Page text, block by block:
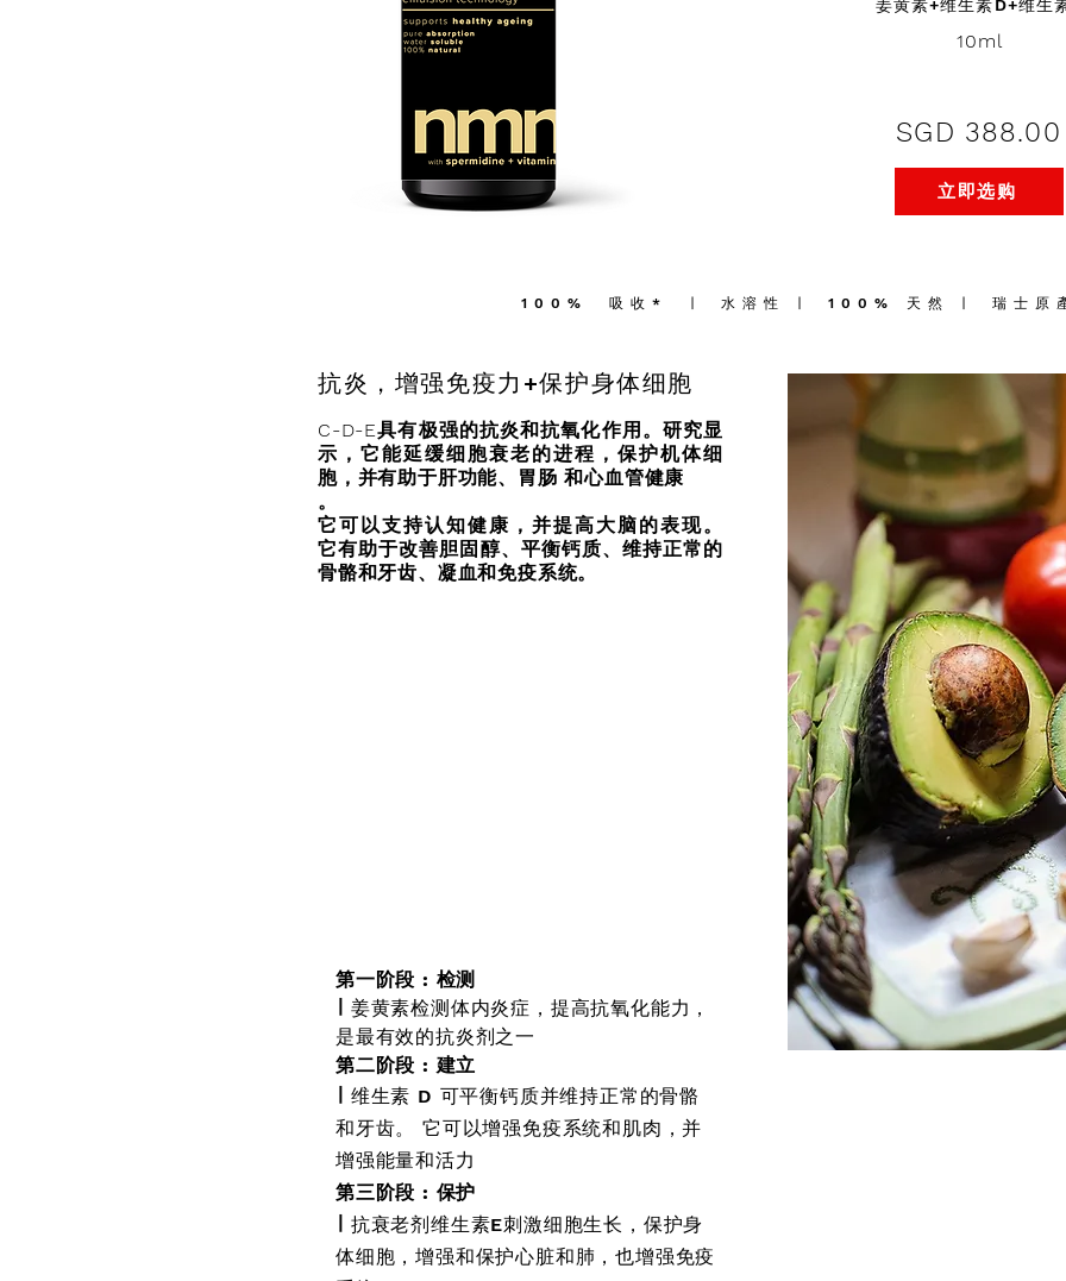
姜黄素+维生素D+维生
10ml
SGD 388.00
立即选购
100% 吸收* 水溶性 100% 天然 瑞士原
抗炎，增强免疫力+保护身体细胞
C-D-E具有极强的抗炎和抗氧化作用。研究显
示，它能延缓细胞衰老的进程，保护机体细
胞，并有助于肝功能、胃肠 和心血管健康
。
它可以支持认知健康，并提高大脑的表现。
它有助于改善胆固醇、平衡钙质、维持正常的
骨骼和牙齿、凝血和免疫系统。
第一阶段 : 检测
姜黄素检测体内炎症，提高抗氧化能力，
是最有效的抗炎剂之一
第二阶段 : 建立
维生素 D 可平衡钙质并维持正常的骨骼
和牙齿。 它可以增强免疫系统和肌肉，并
增强能量和活力
第三阶段 : 保护
抗衰老剂维生素E刺激细胞生长，保护身
体细胞，增强和保护心脏和肺，也增强免疫